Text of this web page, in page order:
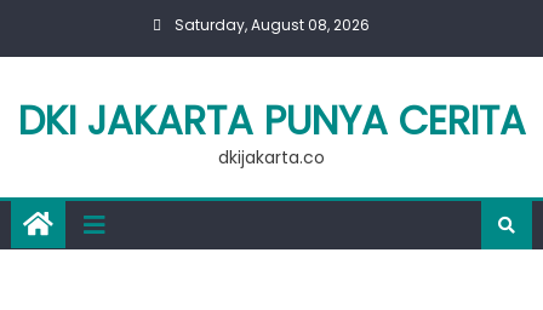
Saturday, August 08, 2026
DKI JAKARTA PUNYA CERITA
dkijakarta.co